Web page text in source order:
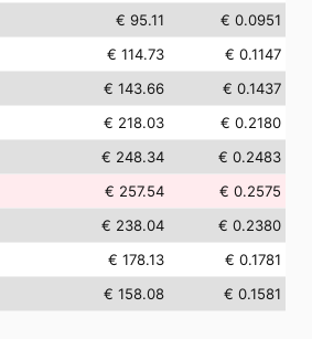
€ 95.11
€ 0.0951
€ 114.73
€ 0.1147
€ 143.66
€ 0.1437
€ 218.03
€ 0.2180
€ 248.34
€ 0.2483
€ 257.54
€ 0.2575
€ 238.04
€ 0.2380
€ 178.13
€ 0.1781
€ 158.08 € 0.1581